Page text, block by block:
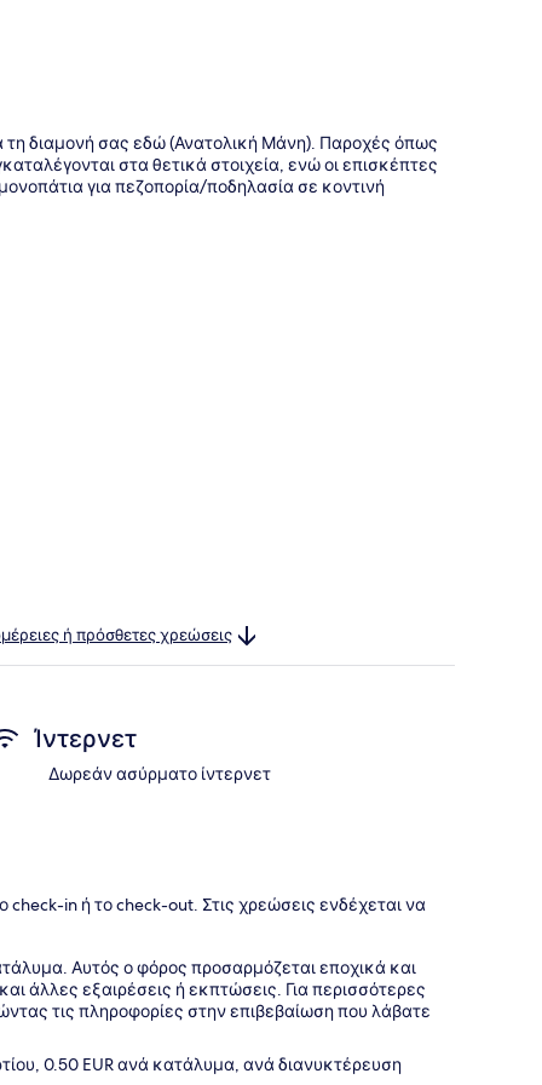
τη διαμονή σας εδώ (Ανατολική Μάνη). Παροχές όπως
στα θετικά στοιχεία, ενώ οι επισκέπτες
για πεζοπορία/ποδηλασία σε κοντινή
ή πρόσθετες χρεώσεις
Ίντερνετ
Δωρεάν ασύρματο ίντερνετ
in ή το check-out. Στις χρεώσεις ενδέχεται να
Αυτός ο φόρος προσαρμόζεται εποχικά και
άλλες εξαιρέσεις ή εκπτώσεις. Για περισσότερες
τις πληροφορίες στην επιβεβαίωση που λάβατε
0.50 EUR ανά κατάλυμα, ανά διανυκτέρευση